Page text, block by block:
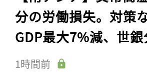
分の労働損失。対策
GDP最大7%減、世
1時間前